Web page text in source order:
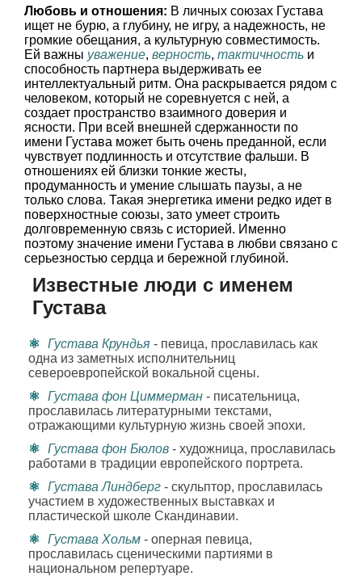
Любовь и отношения: В личных союзах Густава
ищет не бурю, а глубину, не игру, а надежность, не
громкие обещания, а культурную совместимость.
Ей важны уважение, верность, тактичность и
способность партнера выдерживать ее
интеллектуальный ритм. Она раскрывается рядом с
человеком, который не соревнуется с ней, а
создает пространство взаимного доверия и
ясности. При всей внешней сдержанности по
имени Густава может быть очень преданной, если
чувствует подлинность и отсутствие фальши. В
отношениях ей близки тонкие жесты,
продуманность и умение слышать паузы, а не
только слова. Такая энергетика имени редко идет в
поверхностные союзы, зато умеет строить
долговременную связь с историей. Именно
поэтому значение имени Густава в любви связано с
серьезностью сердца и бережной глубиной.
Известные люди с именем
Густава
Густава Крундья - певица, прославилась как
одна из заметных исполнительниц
североевропейской вокальной сцены.
Густава фон Циммерман - писательница,
прославилась литературными текстами,
отражающими культурную жизнь своей эпохи.
Густава фон Бюлов - художница, прославилась
работами в традиции европейского портрета.
Густава Линдберг - скульптор, прославилась
участием в художественных выставках и
пластической школе Скандинавии.
Густава Хольм - оперная певица,
прославилась сценическими партиями в
национальном репертуаре.